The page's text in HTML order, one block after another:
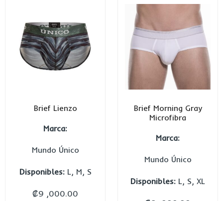
Brief Lienzo
Marca:
Mundo Único
Disponibles:L, M, S
₡9 ,000.00
Brief Morning Gray
Microfibra
Marca:
Mundo Único
Disponibles: L, S, XL